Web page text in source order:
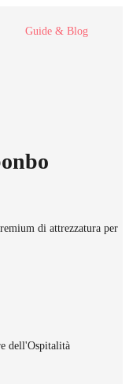
Guide & Blog
di attrezzatura per
dell'Ospitalità